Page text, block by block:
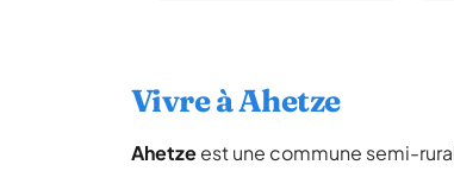
Vivre à Ahetze
Ahetzeest une commune semi-